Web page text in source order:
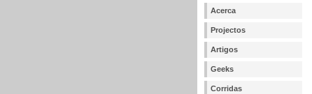
Acerca
Projectos
Artigos
Geeks
Corridas